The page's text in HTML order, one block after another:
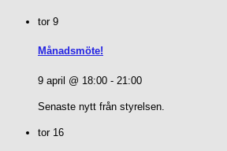
tor 9
Månadsmöte!
9 april @ 18:00 - 21:00
Senaste nytt från styrelsen.
tor 16